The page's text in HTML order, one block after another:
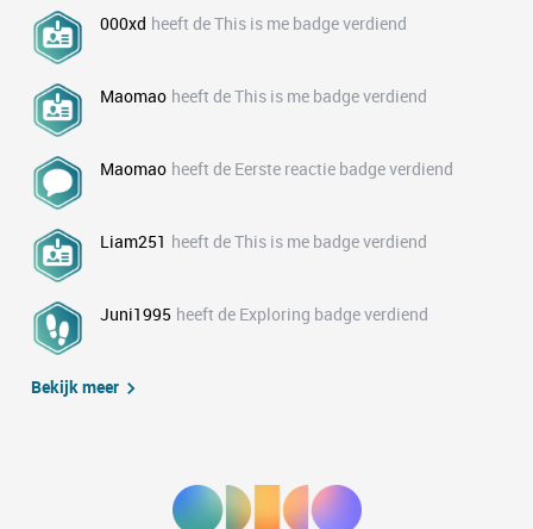
000xd heeft de This is me badge verdiend
Maomao heeft de This is me badge verdiend
Maomao heeft de Eerste reactie badge verdiend
Liam251 heeft de This is me badge verdiend
Juni1995 heeft de Exploring badge verdiend
Bekijk meer